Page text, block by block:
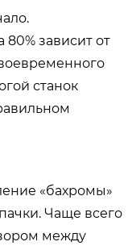
зависит от
станок
«бахромы»
Чаще всего
между